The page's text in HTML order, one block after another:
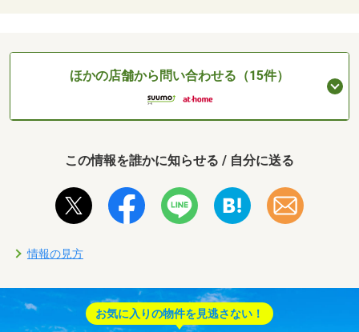
ほかの店舗から問い合わせる（15件）
この情報を誰かに知らせる / 自分に送る
情報の見方
お気に入りの物件を見逃さない！